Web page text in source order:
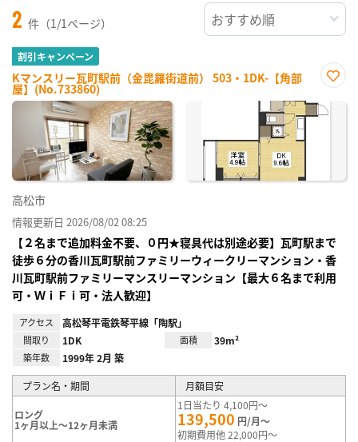
2 件（1/1ページ）
割引キャンペーン
Kマンスリー瓦町駅前（金毘羅街道前） 503・1DK-【角部
屋】(No.733860)
に入
り登
高松市
情報更新日 2026/08/02 08:25
【２名まで追加料金不要、０円★寝具代は別途必要】瓦町駅まで
徒歩６分の香川瓦町駅前ファミリーウィークリーマンション・香
川瓦町駅前ファミリーマンスリーマンション【最大６名まで利用
可・ＷｉＦｉ可・法人歓迎】
アクセス 高松琴平電鉄琴平線「陶駅」
間取り 1DK 面積 39m²
築年数 1999年 2月 築
プラン名・期間 月額目安
ロング
1ヶ月以上～12ヶ月未満
1日当たり 4,100円～
139,500 円/月～
初期費用他 22,000円～